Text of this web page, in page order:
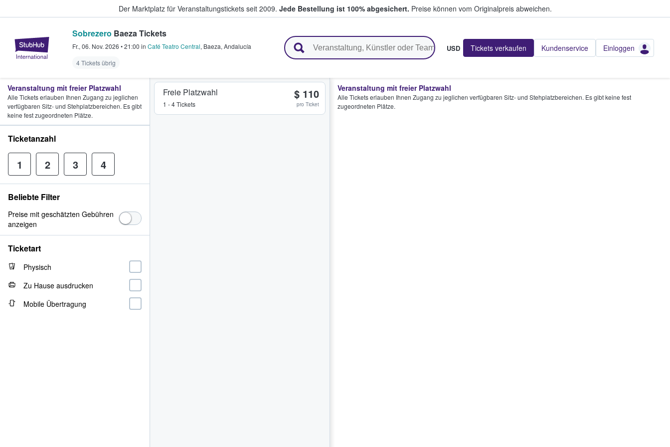
Der Marktplatz für Veranstaltungstickets seit 2009. Jede Bestellung ist 100% abgesichert. Preise können vom Originalpreis abweichen.
StubHub - Wo Fans Tickets kaufen & verkaufen
Sobrezero Baeza Tickets
Fr., 06. Nov. 2026 •21:00 in Café Teatro Central, Baeza, Andalucía
4 Tickets übrig
USD Tickets verkaufen Kundenservice Einloggen
Freie Platzwahl
1 - 4 Tickets
$ 110
pro Ticket
Veranstaltung mit freier Platzwahl
Alle Tickets erlauben Ihnen Zugang zu jeglichen verfügbaren Sitz- und Stehplatzbereichen. Es gibt keine fest
zugeordneten Plätze.
Veranstaltung mit freier Platzwahl
Alle Tickets erlauben Ihnen Zugang zu jeglichen
verfügbaren Sitz- und Stehplatzbereichen. Es gibt
keine fest zugeordneten Plätze.
Ticketanzahl
1 2 3 4
Beliebte Filter
Preise mit geschätzten Gebühren
anzeigen
Ticketart
Physisch
Zu Hause ausdrucken
Mobile Übertragung